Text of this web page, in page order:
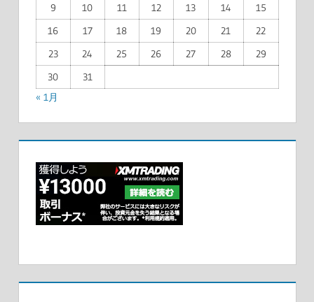
9
10 11 12 13 14
15
16
17 18 19 20 21
22
23
24 25 26 27 28
29
30
31
« 1月